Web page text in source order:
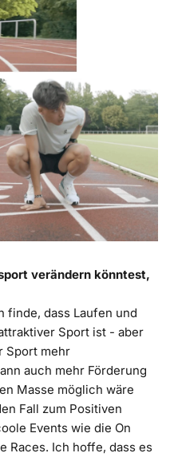
verändern könntest,
finde, dass Laufen und
Sport ist - aber
Sport mehr
auch mehr Förderung
Masse möglich wäre
Fall zum Positiven
Events wie die On
Races. Ich hoffe, dass es